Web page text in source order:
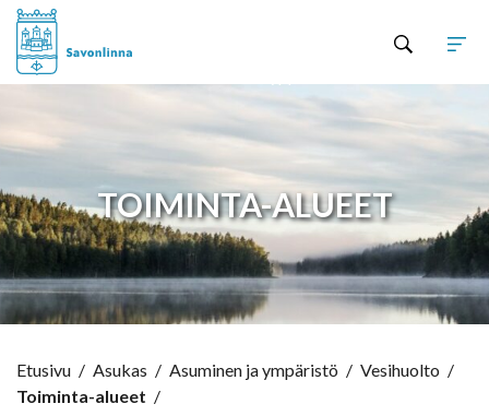
TOIMINTA-ALUEET
Etusivu / Asukas / Asuminen ja ympäristö / Vesihuolto /
Toiminta-alueet /